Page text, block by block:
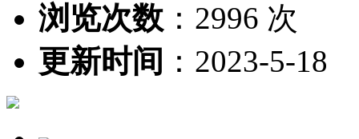
浏览次数 ： 2996 次
更新时间 ： 2023-5-18